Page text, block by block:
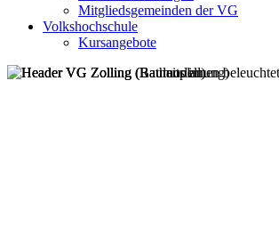
Mitgliedsgemeinden der VG
Volkshochschule
Kursangebote